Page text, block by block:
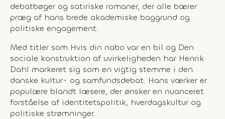
debatbøger og satiriske romaner, der alle bærer
præg af hans brede akademiske baggrund og
politiske engagement.
Med titler som Hvis din nabo var en bil og Den
sociale konstruktion af uvirkeligheden har Henrik
Dahl markeret sig som en vigtig stemme i den
danske kultur- og samfundsdebat. Hans værker er
populære blandt læsere, der ønsker en nuanceret
forståelse af identitetspolitik, hverdagskultur og
politiske strømninger.